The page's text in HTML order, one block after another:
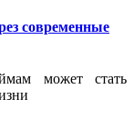
современные
может стать